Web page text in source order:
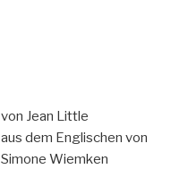
von Jean Little
aus dem Englischen von
Simone Wiemken